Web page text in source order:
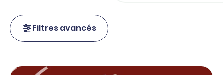
Filtres avancés